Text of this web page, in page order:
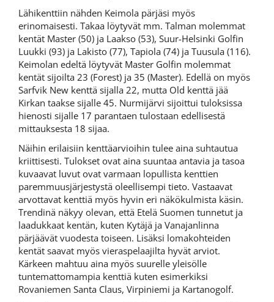
Lähikenttiin nähden Keimola pärjäsi myös
erinomaisesti. Takaa löytyvät mm. Talman molemmat
kentät Master (50) ja Laakso (53), Suur-Helsinki Golfin
Luukki (93) ja Lakisto (77), Tapiola (74) ja Tuusula (116).
Keimolan edeltä löytyvät Master Golfin molemmat
kentät sijoilta 23 (Forest) ja 35 (Master). Edellä on myös
Sarfvik New kenttä sijalla 22, mutta Old kenttä jää
Kirkan taakse sijalle 45. Nurmijärvi sijoittui tuloksissa
hienosti sijalle 17 parantaen tulostaan edellisestä
mittauksesta 18 sijaa.
Näihin erilaisiin kenttäarvioihin tulee aina suhtautua
kriittisesti. Tulokset ovat aina suuntaa antavia ja tasoa
kuvaavat luvut ovat varmaan lopullista kenttien
paremmuusjärjestystä oleellisempi tieto. Vastaavat
arvottavat kenttiä myös hyvin eri näkökulmista käsin.
Trendinä näkyy olevan, että Etelä Suomen tunnetut ja
laadukkaat kentän, kuten Kytäjä ja Vanajanlinna
pärjäävät vuodesta toiseen. Lisäksi lomakohteiden
kentät saavat myös vieraspelaajilta hyvät arviot.
Kärkeen mahtuu aina myös suurelle yleisölle
tuntemattomampia kenttiä kuten esimerkiksi
Rovaniemen Santa Claus, Virpiniemi ja Kartanogolf.